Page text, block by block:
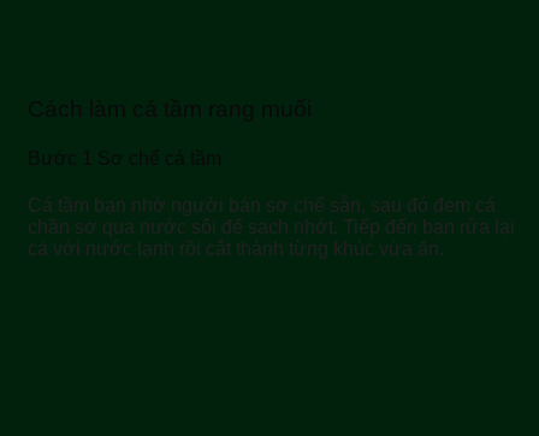
Cách làm cá tầm rang muối
Bước 1 Sơ chế cá tầm
Cá tầm bạn nhờ người bán sơ chế sẵn, sau đó đem cá
chần sơ qua nước sôi để sạch nhớt. Tiếp đến bạn rửa lại
cá với nước lạnh rồi cắt thành từng khúc vừa ăn.